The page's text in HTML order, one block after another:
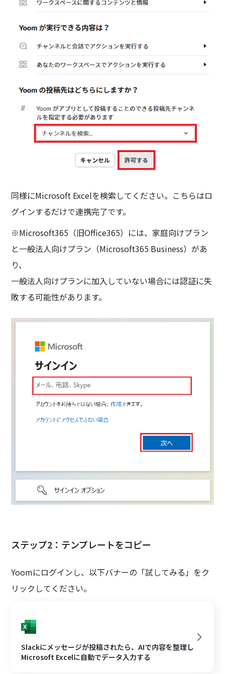
同様にMicrosoft Excelを検索してください。こちらはロ
グインするだけで連携完了です。
※Microsoft365（旧Office365）には、家庭向けプラン
と一般法人向けプラン（Microsoft365 Business）があ
り、
一般法人向けプランに加入していない場合には認証に失
敗する可能性があります。
ステップ2：テンプレートをコピー
Yoomにログインし、以下バナーの「試してみる」をク
リックしてください。
Slackにメッセージが投稿されたら、AIで内容を整理し
Microsoft Excelに自動でデータ入力する